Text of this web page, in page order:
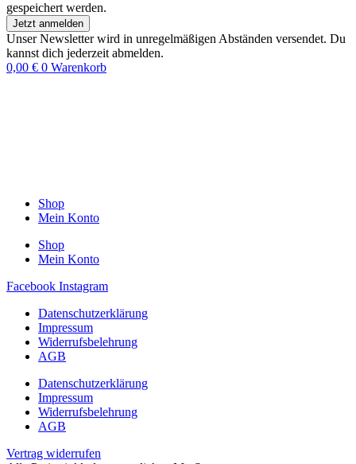
gespeichert werden.
Jetzt anmelden
Unser Newsletter wird in unregelmäßigen Abständen versendet. Du
kannst dich jederzeit abmelden.
0,00 € 0 Warenkorb
Shop
Mein Konto
Shop
Mein Konto
Facebook Instagram
Datenschutzerklärung
Impressum
Widerrufsbelehrung
AGB
Datenschutzerklärung
Impressum
Widerrufsbelehrung
AGB
Vertrag widerrufen